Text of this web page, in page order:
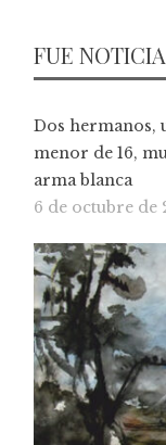
FUE NOTICIA
Dos hermanos,
menor de 16,
arma blanca
6 de octubre de